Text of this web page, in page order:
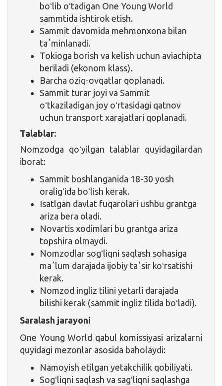
boʻlib oʻtadigan One Young World
sammtida ishtirok etish.
Sammit davomida mehmonxona bilan
taʼminlanadi.
Tokioga borish va kelish uchun aviachipta
beriladi (ekonom klass).
Barcha oziq-ovqatlar qoplanadi.
Sammit turar joyi va Sammit
oʻtkaziladigan joy oʻrtasidagi qatnov
uchun transport xarajatlari qoplanadi.
Talablar:
Nomzodga qoʻyilgan talablar quyidagilardan
iborat:
Sammit boshlanganida 18-30 yosh
oraligʻida boʻlish kerak.
Isatlgan davlat fuqarolari ushbu grantga
ariza bera oladi.
Novartis xodimlari bu grantga ariza
topshira olmaydi.
Nomzodlar sogʻliqni saqlash sohasiga
maʼlum darajada ijobiy taʼsir koʻrsatishi
kerak.
Nomzod ingliz tilini yetarli darajada
bilishi kerak (sammit ingliz tilida boʻladi).
Saralash jarayoni
One Young World qabul komissiyasi arizalarni
quyidagi mezonlar asosida baholaydi:
Namoyish etilgan yetakchilik qobiliyati.
Sogʻliqni saqlash va sagʻliqni saqlashga